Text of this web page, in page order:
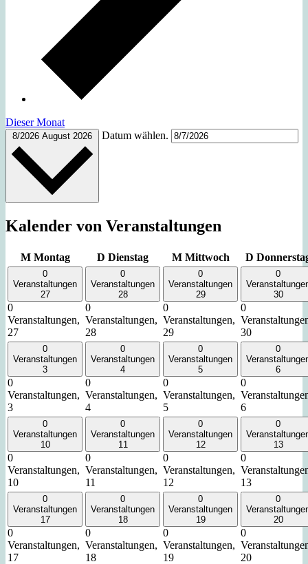
Dieser Monat
8/2026 August 2026 Datum wählen.
Kalender von Veranstaltungen
M Montag D Dienstag M Mittwoch D
0
Veranstaltungen
27
0
Veranstaltungen,
27
0
Veranstaltungen
28
0
Veranstaltungen,
28
0
Veranstaltungen
29
0
Veranstaltungen,
29
0
30
0
30
0
Veranstaltungen
3
0
Veranstaltungen,
3
0
Veranstaltungen
4
0
Veranstaltungen,
4
0
Veranstaltungen
5
0
Veranstaltungen,
5
0
6
0
6
0
Veranstaltungen
10
0
Veranstaltungen,
10
0
Veranstaltungen
11
0
Veranstaltungen,
11
0
Veranstaltungen
12
0
Veranstaltungen,
12
0
13
0
13
0
Veranstaltungen
17
0
Veranstaltungen,
17
0
Veranstaltungen
18
0
Veranstaltungen,
18
0
Veranstaltungen
19
0
Veranstaltungen,
19
0
20
0
20